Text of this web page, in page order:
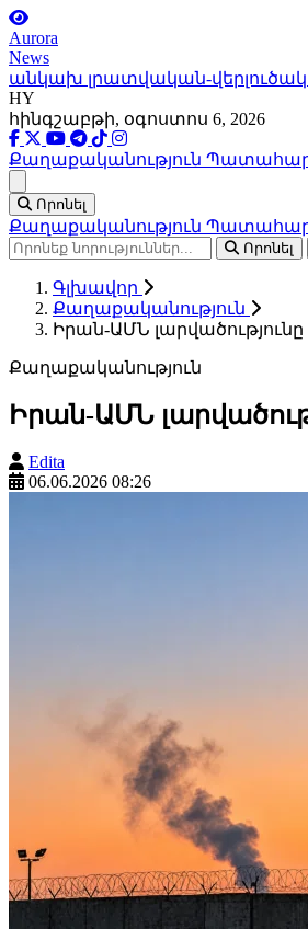
Aurora
News
անկախ լրատվական-
HY
հինգշաբթի, օգոստոս 6, 2026
Քաղաքականություն
Որոնել
Քաղաքականություն
Որոնել
Գլխավոր
Քաղաքականություն
Իրան-ԱՄՆ լարվածությունը
Քաղաքականություն
Իրան-ԱՄՆ
Edita
06.06.2026 08:26